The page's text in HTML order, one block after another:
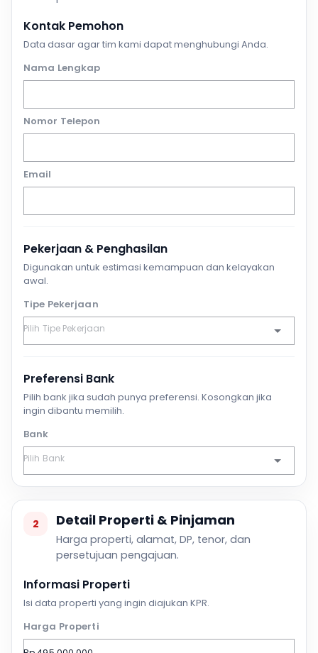
Kontak Pemohon
Data dasar agar tim kami dapat menghubungi Anda.
Nama Lengkap
Nomor Telepon
Email
Pekerjaan & Penghasilan
Digunakan untuk estimasi kemampuan dan kelayakan
awal.
Tipe Pekerjaan
Preferensi Bank
Pilih bank jika sudah punya preferensi. Kosongkan jika
ingin dibantu memilih.
Bank
2 Detail Properti & Pinjaman
Harga properti, alamat, DP, tenor, dan
persetujuan pengajuan.
Informasi Properti
Isi data properti yang ingin diajukan KPR.
Harga Properti